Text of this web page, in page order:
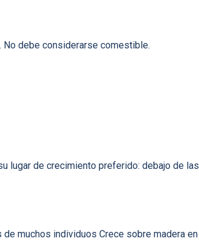
No debe considerarse comestible.
lugar de crecimiento preferido: debajo de las
muchos individuos Crece sobre madera en